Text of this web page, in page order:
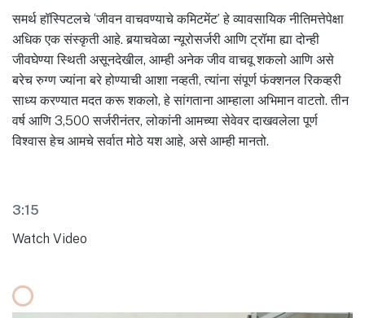
समर्थ हॉस्पिटलचे ‘जीवन वाचवण्याचे कमिटमेंट’ हे व्यावसायिक नीतिमत्तेपेक्षा
अधिक एक संस्कृती आहे. बर्‍याचवेळा न्यूरोसर्जरी आणि ट्रॉमा ह्या दोन्ही
जीवघेण्या स्थिती असूनदेखील, आम्ही अनेक जीव वाचवू शकलो आणि असे
बरेच रुग्ण ज्यांना बरे होण्याची आशा नव्हती, त्यांना संपूर्ण फंक्शनल रिकव्हरी
साध्य करण्यात मदत करू शकलो, हे सांगताना आम्हाला अभिमान वाटतो. तीन
वर्ष आणि 3,500 सर्जरीनंतर, लोकांनी आमच्या सेवेवर दाखवलेला पूर्ण
विश्वास हेच आमचे सर्वात मोठे यश आहे, असे आम्ही मानतो.
3:15
Watch Video